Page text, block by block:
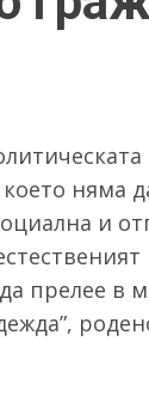
няма
и
прелее в